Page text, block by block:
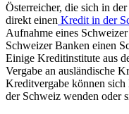
Österreicher, die sich in
direkt einen Kredit in der
Aufnahme eines
Schweizer Banken einen
Einige Kreditinstitute aus
Vergabe an ausländische
Kreditvergabe können
der Schweiz wenden oder